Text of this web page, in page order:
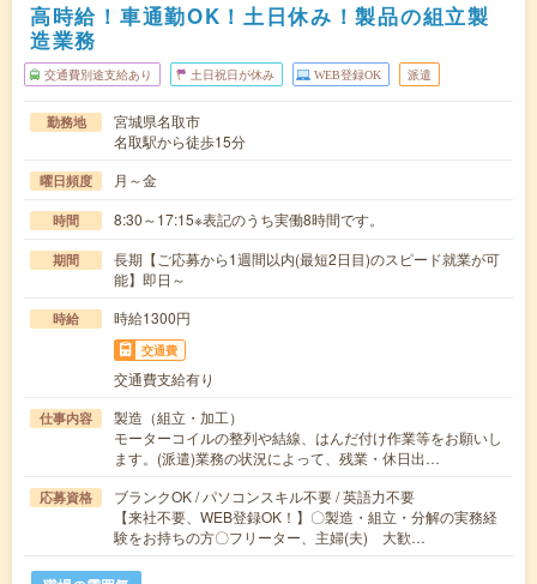
高時給！車通勤OK！土日休み！製品の組立製
造業務
交通費別途支給あり 土日祝日が休み WEB登録OK 派遣
勤務地
宮城県名取市
名取駅から徒歩15分
曜日頻度 月～金
時間 8:30～17:15※表記のうち実働8時間です。
期間
長期【ご応募から1週間以内(最短2日目)のスピード就業が可
能】即日～
時給 時給1300円
交通費
交通費支給有り
仕事内容
製造（組立・加工）
モーターコイルの整列や結線、はんだ付け作業等をお願いし
ます。(派遣)業務の状況によって、残業・休日出…
応募資格
ブランクOK / パソコンスキル不要 / 英語力不要
【来社不要、WEB登録OK！】〇製造・組立・分解の実務経
験をお持ちの方〇フリーター、主婦(夫) 大歓…